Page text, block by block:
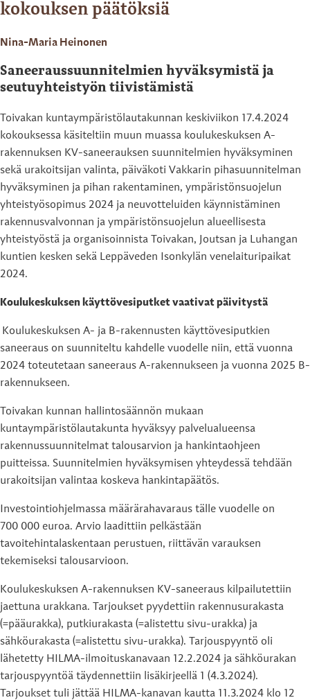
kokouksen päätöksiä
Nina-Maria Heinonen
Saneeraussuunnitelmien hyväksymistä ja
seutuyhteistyön tiivistämistä
Toivakan kuntaympäristölautakunnan keskiviikon 17.4.2024
kokouksessa käsiteltiin muun muassa koulukeskuksen A-
rakennuksen KV-saneerauksen suunnitelmien hyväksyminen
sekä urakoitsijan valinta, päiväkoti Vakkarin pihasuunnitelman
hyväksyminen ja pihan rakentaminen, ympäristönsuojelun
yhteistyösopimus 2024 ja neuvotteluiden käynnistäminen
rakennusvalvonnan ja ympäristönsuojelun alueellisesta
yhteistyöstä ja organisoinnista Toivakan, Joutsan ja Luhangan
kuntien kesken sekä Leppäveden Isonkylän venelaituripaikat
2024.
Koulukeskuksen käyttövesiputket vaativat päivitystä
Koulukeskuksen A- ja B-rakennusten käyttövesiputkien
saneeraus on suunniteltu kahdelle vuodelle niin, että vuonna
2024 toteutetaan saneeraus A-rakennukseen ja vuonna 2025 B-
rakennukseen.
Toivakan kunnan hallintosäännön mukaan
kuntaympäristölautakunta hyväksyy palvelualueensa
rakennussuunnitelmat talousarvion ja hankintaohjeen
puitteissa. Suunnitelmien hyväksymisen yhteydessä tehdään
urakoitsijan valintaa koskeva hankintapäätös.
Investointiohjelmassa määrärahavaraus tälle vuodelle on
700 000 euroa. Arvio laadittiin pelkästään
tavoitehintalaskentaan perustuen, riittävän varauksen
tekemiseksi talousarvioon.
Koulukeskuksen A-rakennuksen KV-saneeraus kilpailutettiin
jaettuna urakkana. Tarjoukset pyydettiin rakennusurakasta
(=pääurakka), putkiurakasta (=alistettu sivu-urakka) ja
sähköurakasta (=alistettu sivu-urakka). Tarjouspyyntö oli
lähetetty HILMA-ilmoituskanavaan 12.2.2024 ja sähköurakan
tarjouspyyntöä täydennettiin lisäkirjeellä 1 (4.3.2024).
Tarjoukset tuli jättää HILMA-kanavan kautta 11.3.2024 klo 12